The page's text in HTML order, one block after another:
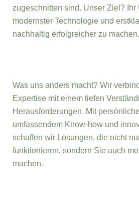
zugeschnitten sind. Unser Ziel? Ihr
modernster Technologie und
nachhaltig erfolgreicher zu machen.
Was uns anders macht? Wir
Expertise mit einem tiefen
Herausforderungen. Mit
umfassendem Know-how und
schaffen wir Lösungen, die nicht
funktionieren, sondern Sie auch
machen.